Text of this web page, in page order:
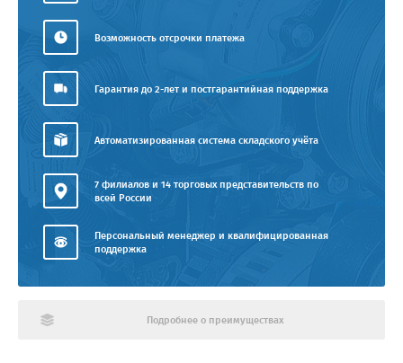
Возможность отсрочки платежа
Гарантия до 2-лет и постгарантийная поддержка
Автоматизированная система складского учёта
7 филиалов и 14 торговых представительств по
всей России
Персональный менеджер и квалифицированная
поддержка
Подробнее о преимуществах